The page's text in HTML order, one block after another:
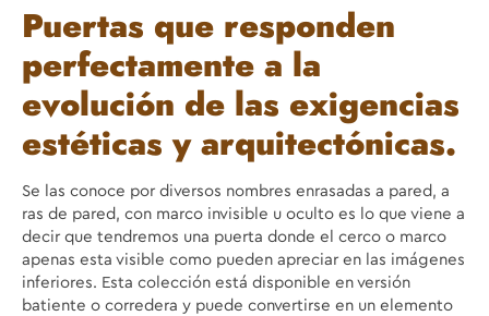
Puertas que responden
perfectamente a la
evolución de las exigencias
estéticas y arquitectónicas.
Se las conoce por diversos nombres enrasadas a pared, a
ras de pared, con marco invisible u oculto es lo que viene a
decir que tendremos una puerta donde el cerco o marco
apenas esta visible como pueden apreciar en las imágenes
inferiores. Esta colección está disponible en versión
batiente o corredera y puede convertirse en un elemento